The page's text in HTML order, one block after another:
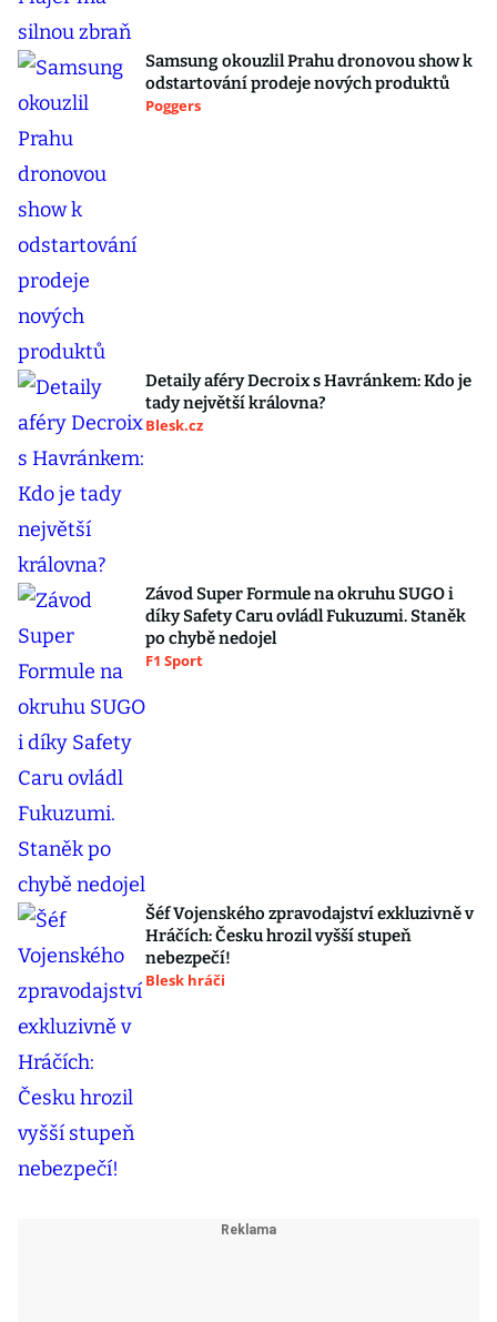
Samsung okouzlil Prahu dronovou show k
odstartování prodeje nových produktů
Poggers
Detaily aféry Decroix s Havránkem: Kdo je
tady největší královna?
Blesk.cz
Závod Super Formule na okruhu SUGO i
díky Safety Caru ovládl Fukuzumi. Staněk
po chybě nedojel
F1 Sport
Šéf Vojenského zpravodajství exkluzivně v
Hráčích: Česku hrozil vyšší stupeň
nebezpečí!
Blesk hráči